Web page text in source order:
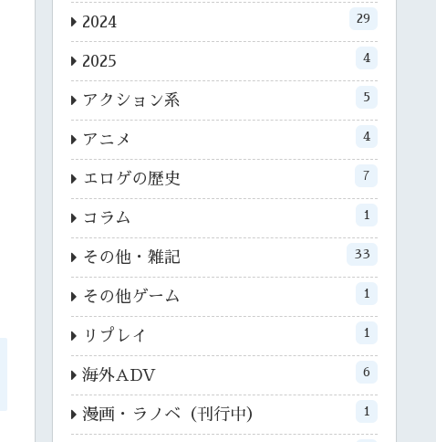
2024 29
2025 4
アクション系 5
アニメ 4
エロゲの歴史 7
コラム 1
その他・雑記 33
その他ゲーム 1
リプレイ 1
海外ADV 6
漫画・ラノベ（刊行中） 1